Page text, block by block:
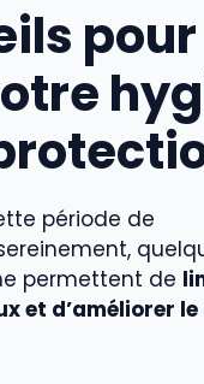
pour
période de
permettent de
et d’améliorer